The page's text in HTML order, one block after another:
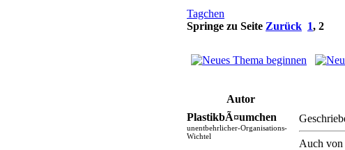
Tagchen
Springe zu Seite Zurück 1, 2
Autor
PlastikbÃ¤umchen
unentbehrlicher-Organisations-
Wichtel
Auch von